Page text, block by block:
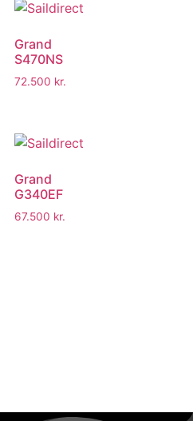
Grand
S470NS
72.500 kr.
Grand
G340EF
67.500 kr.